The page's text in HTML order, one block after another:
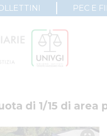
PEC E
di 1/15 di area